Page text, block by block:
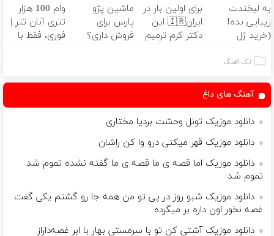
فروشگاهت رو
ثبت کن
کننده خانگی
بفروش
به لبخندت
زیبایی بده!
(خرید ژل
دندان
برای اولین بار در
ایران🇮🇷 این
دکتر کرم ترمیم
ماشین پژو
پارس برای
فروش داری؟
وام 100 هزار
تتری آبان تتر |
فوری، فقط با
تک آهنگ
آهنگ های داغ
دانلود موزیک تونل وحشت بردیا مختاری
دانلود موزیک قهر میکنی درو وا کن راشان
دانلود موزیک اما قصه ی ما قصه ی ما گفته نشده تموم شد
تموم شد
دانلود موزیک شبو روز در پی تو من همه جا رو گشتم یکی گفت
غصه نخور اون داره بر میگرده
دانلود موزیک آشتی کن تو با سرمستی بهار با ابر غصه‌داراز